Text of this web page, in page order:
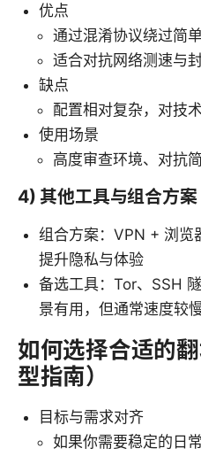
优点
通过混淆协议绕过简
适合对抗网络测速与
缺点
配置相对复杂，对技
使用场景
高度审查环境、对抗
4) 其他工具与组合方案
组合方案：VPN + 浏览
提升隐私与体验
备选工具：Tor、SSH
景有用，但通常速度较
如何选择合适的
型指南）
目标与需求对齐
如果你需要稳定的日